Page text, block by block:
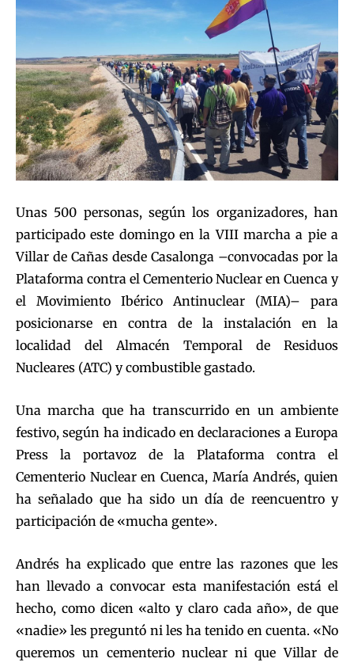
Unas 500 personas, según los organizadores, han
participado este domingo en la VIII marcha a pie a
Villar de Cañas desde Casalonga –convocadas por la
Plataforma contra el Cementerio Nuclear en Cuenca y
el Movimiento Ibérico Antinuclear (MIA)– para
posicionarse en contra de la instalación en la
localidad del Almacén Temporal de Residuos
Nucleares (ATC) y combustible gastado.
Una marcha que ha transcurrido en un ambiente
festivo, según ha indicado en declaraciones a Europa
Press la portavoz de la Plataforma contra el
Cementerio Nuclear en Cuenca, María Andrés, quien
ha señalado que ha sido un día de reencuentro y
participación de «mucha gente».
Andrés ha explicado que entre las razones que les
han llevado a convocar esta manifestación está el
hecho, como dicen «alto y claro cada año», de que
«nadie» les preguntó ni les ha tenido en cuenta. «No
queremos un cementerio nuclear ni que Villar de